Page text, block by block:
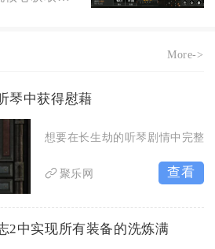
More->
琴中获得慰藉
想要在长生劫的听琴剧情中完整
聚乐网 查看
2中实现所有装备的洗炼满